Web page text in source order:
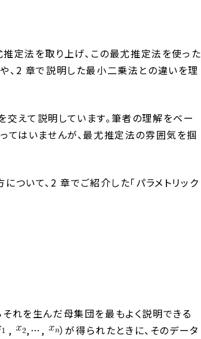
定法を取り上げ、この最尤推定法を使った
、2 章で説明した最小二乗法との違いを理
えて説明しています。筆者の理解をベー
てはいませんが、最尤推定法の雰囲気を掴
ついて、2 章でご紹介した「パラメトリック
れを生んだ母集団を最もよく説明できる
, ,…,
）が得られたときに、そのデータ